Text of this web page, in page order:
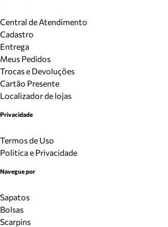
Central de Atendimento
Cadastro
Entrega
Meus Pedidos
Trocas e Devoluções
Cartão Presente
Localizador de lojas
Privacidade
Termos de Uso
Politica e Privacidade
Navegue por
Sapatos
Bolsas
Scarpins